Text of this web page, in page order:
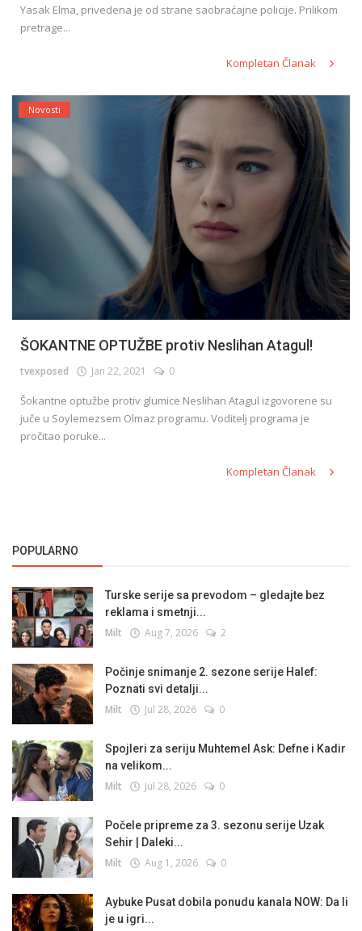
Yasak Elma, privedena je od strane saobraćajne policije. Prilikom
pretrage...
Kompletan Članak
Novosti
ŠOKANTNE OPTUŽBE protiv Neslihan Atagul!
tvexposed Jan 22, 2021 0
Šokantne optužbe protiv glumice Neslihan Atagul izgovorene su
juče u Soylemezsem Olmaz programu. Voditelj programa je
pročitao poruke...
Kompletan Članak
POPULARNO
Turske serije sa prevodom – gledajte bez
reklama i smetnji...
Milt Aug 7, 2026 2
Počinje snimanje 2. sezone serije Halef:
Poznati svi detalji...
Milt Jul 28, 2026 0
Spojleri za seriju Muhtemel Ask: Defne i Kadir
na velikom...
Milt Jul 28, 2026 0
Počele pripreme za 3. sezonu serije Uzak
Sehir | Daleki...
Milt Aug 1, 2026 0
Aybuke Pusat dobila ponudu kanala NOW: Da li
je u igri...